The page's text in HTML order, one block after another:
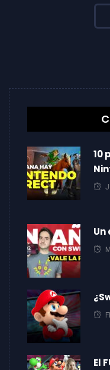
10
Un
El